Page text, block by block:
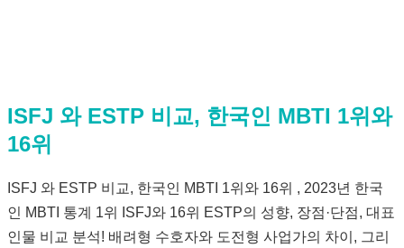
ISFJ 와 ESTP 비교, 한국인 MBTI 1위와
16위
ISFJ 와 ESTP 비교, 한국인 MBTI 1위와 16위 , 2023년 한국
인 MBTI 통계 1위 ISFJ와 16위 ESTP의 성향, 장점·단점, 대표
인물 비교 분석! 배려형 수호자와 도전형 사업가의 차이, 그리